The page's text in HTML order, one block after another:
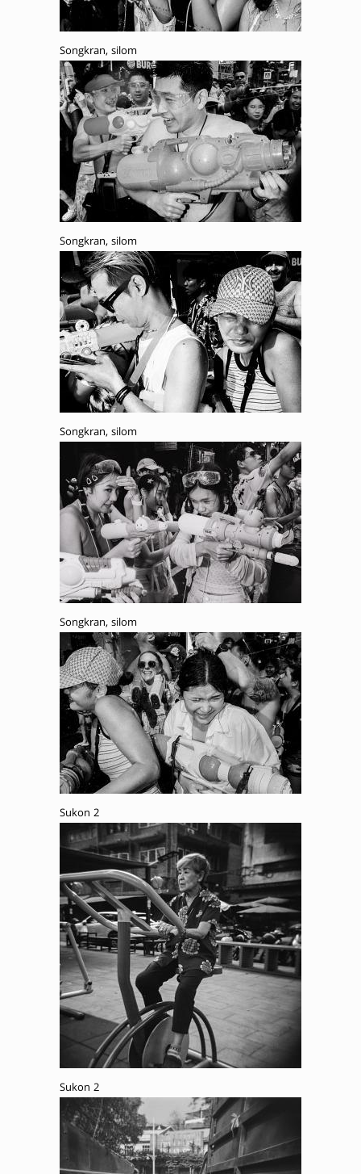
Songkran, silom
Songkran, silom
Songkran, silom
Songkran, silom
Sukon 2
Sukon 2